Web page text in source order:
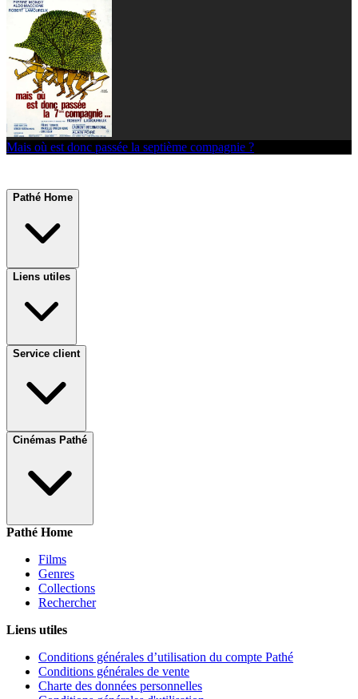
Mais où est donc passée la septième compagnie ?
Pathé Home
Liens utiles
Service client
Cinémas Pathé
Pathé Home
Films
Genres
Collections
Rechercher
Liens utiles
Conditions générales d’utilisation du compte Pathé
Conditions générales de vente
Charte des données personnelles